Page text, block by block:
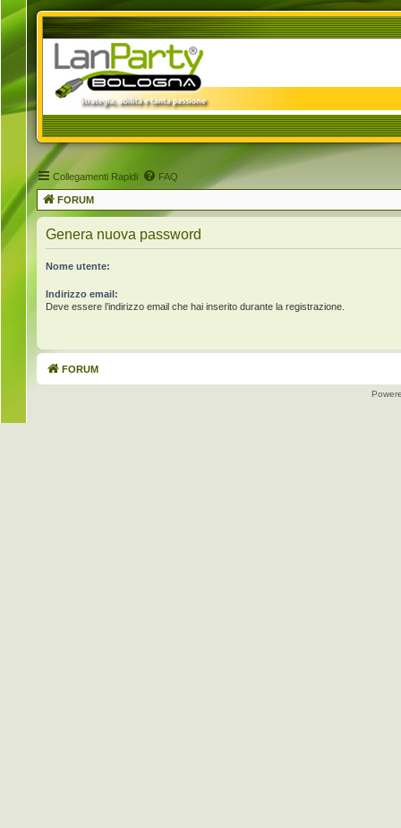
Collegamenti Rapidi FAQ
FORUM
Genera nuova password
Nome utente:
Indirizzo email:
Deve essere l’indirizzo email che hai inserito durante la registrazione.
FORUM